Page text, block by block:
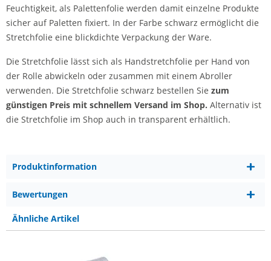
Feuchtigkeit, als Palettenfolie werden damit einzelne Produkte
sicher auf Paletten fixiert. In der Farbe schwarz ermöglicht die
Stretchfolie eine blickdichte Verpackung der Ware.
Die Stretchfolie lässt sich als Handstretchfolie per Hand von
der Rolle abwickeln oder zusammen mit einem Abroller
verwenden. Die Stretchfolie schwarz bestellen Sie zum
günstigen Preis mit schnellem Versand im Shop. Alternativ ist
die Stretchfolie im Shop auch in transparent erhältlich.
Produktinformation
Bewertungen
Ähnliche Artikel